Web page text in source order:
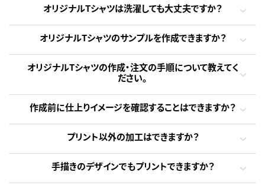
オリジナルTシャツは洗濯しても大丈夫ですか？
オリジナルTシャツのサンプルを作成できますか？
オリジナルTシャツの作成・注文の手順について教えてく
ださい。
作成前に仕上りイメージを確認することはできますか？
プリント以外の加工はできますか？
手描きのデザインでもプリントできますか？